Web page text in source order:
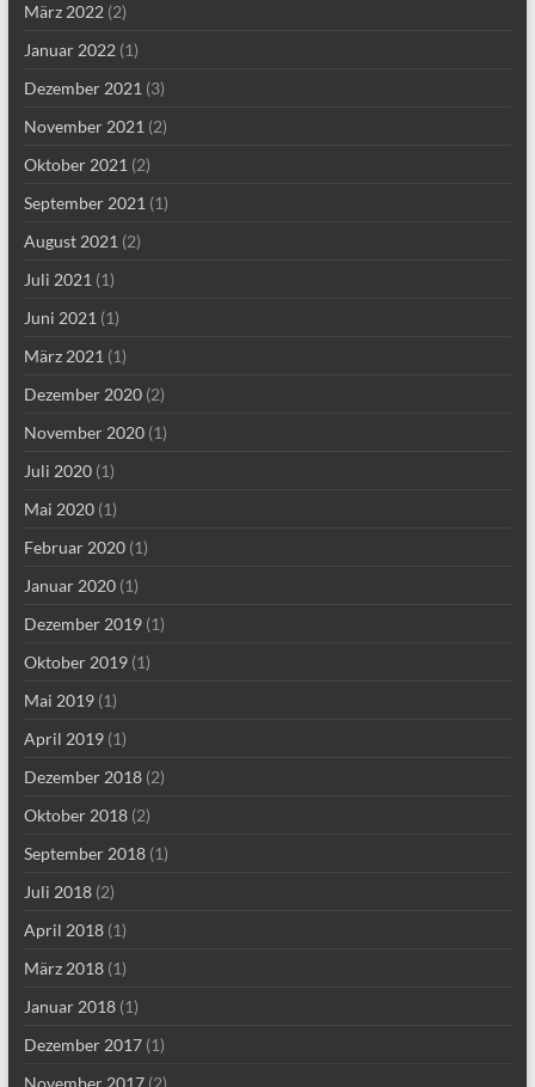
März 2022(2)
Januar 2022(1)
Dezember 2021 (3)
November 2021 (2)
Oktober 2021 (2)
September 2021 (1)
August 2021 (2)
Juli 2021 (1)
Juni 2021 (1)
März 2021 (1)
Dezember 2020(2)
November 2020(1)
Juli 2020(1)
Mai 2020(1)
Februar 2020(1)
Januar 2020(1)
Dezember 2019(1)
Oktober 2019(1)
Mai 2019(1)
April 2019(1)
Dezember 2018(2)
Oktober 2018(2)
September 2018(1)
Juli 2018(2)
April 2018(1)
März 2018(1)
Januar 2018(1)
Dezember 2017(1)